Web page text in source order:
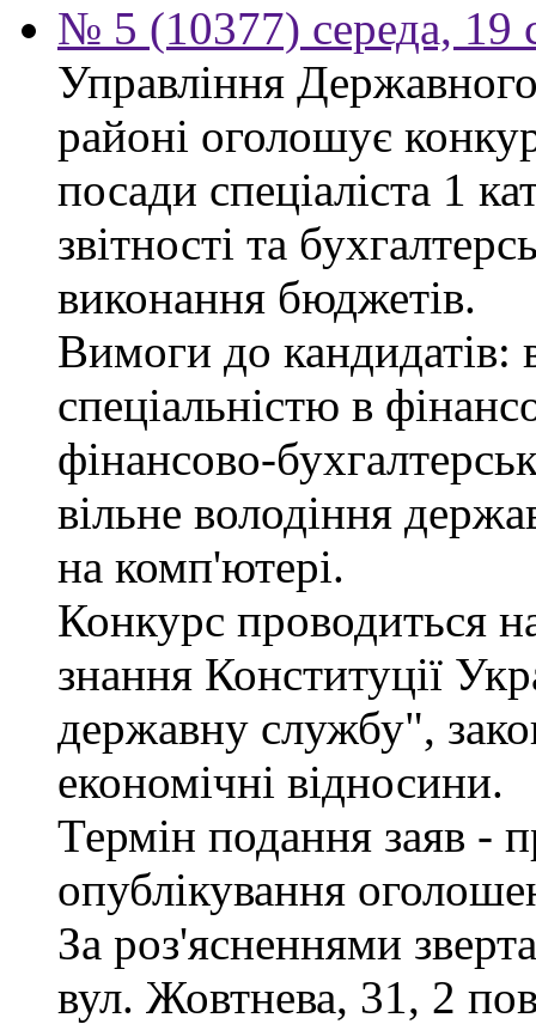
№ 5 (10377) середа, 19
Управління
районі оголошує
посади спеціаліста 1
звітності та
виконання бюджетів.
Вимоги до кандидатів:
спеціальністю в
фінансово-
вільне володіння
на комп'ютері.
Конкурс проводиться
знання Конституції
державну службу",
економічні відносини.
Термін подання заяв -
опублікування
За роз'ясненнями
вул. Жовтнева, 31, 2